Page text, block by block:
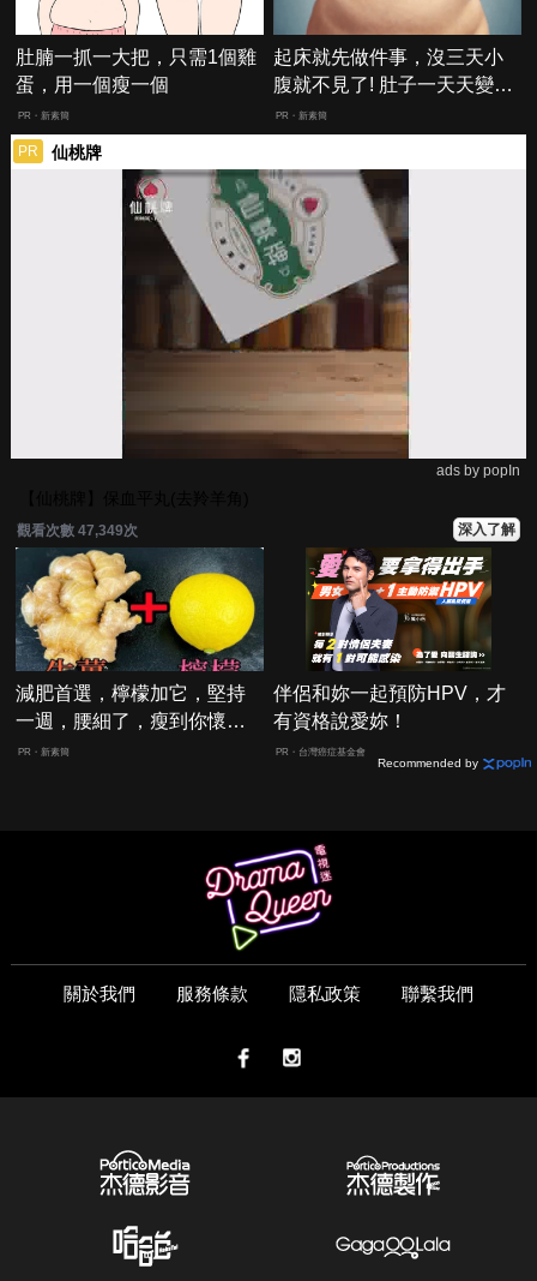
肚腩一抓一大把，只需1個雞
蛋，用一個瘦一個
PR・新素簡
起床就先做件事，沒三天小
腹就不見了! 肚子一天天變
小！
PR・新素簡
PR 仙桃牌
ads by popIn
觀看次數 47,349次 深入了解
減肥首選，檸檬加它，堅持
一週，腰細了，瘦到你懷疑
人生
PR・新素簡
伴侶和妳一起預防HPV，才
有資格說愛妳！
PR・台灣癌症基金會
Recommended by
關於我們 服務條款 隱私政策 聯繫我們